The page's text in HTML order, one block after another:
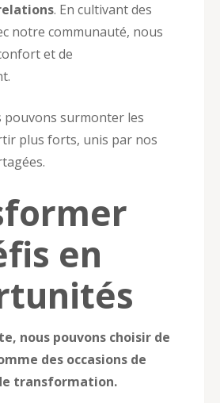
. En cultivant des
notre communauté, nous
et de
pouvons surmonter les
plus forts, unis par nos
en
nous pouvons choisir de
des occasions de
transformation.